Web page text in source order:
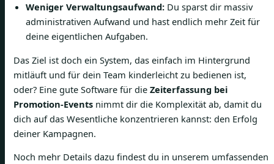
Weniger Verwaltungsaufwand: Du sparst dir massiv
administrativen Aufwand und hast endlich mehr Zeit für
deine eigentlichen Aufgaben.
Das Ziel ist doch ein System, das einfach im Hintergrund
mitläuft und für dein Team kinderleicht zu bedienen ist,
oder? Eine gute Software für die Zeiterfassung bei
Promotion-Events nimmt dir die Komplexität ab, damit du
dich auf das Wesentliche konzentrieren kannst: den Erfolg
deiner Kampagnen.
Noch mehr Details dazu findest du in unserem umfassenden